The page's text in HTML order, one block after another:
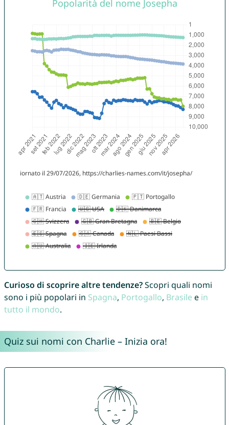
Curioso di scoprire altre tendenze?Scopri quali nomi
sono i più popolari in Spagna, Portogallo, Brasile e in
tutto il mondo.
Quiz sui nomi con Charlie – Inizia ora!